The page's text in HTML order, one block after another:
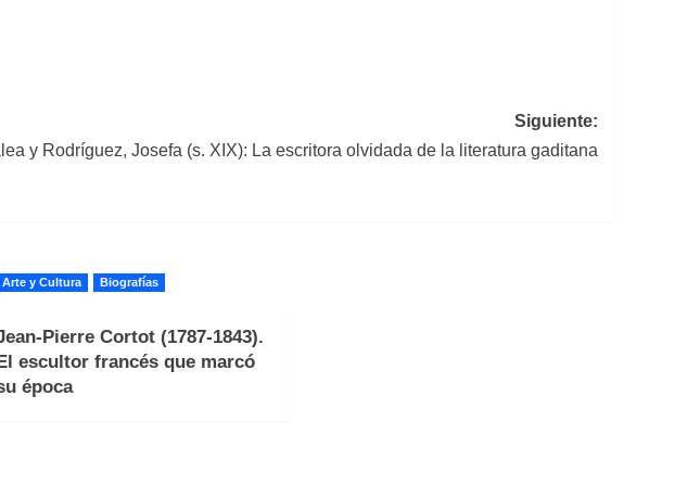
Siguiente:
y Rodríguez, Josefa (s. XIX): La escritora olvidada de la literatura gaditana
Arte y Cultura Biografías
Pierre Cortot (1787-1843).
escultor francés que marcó
época